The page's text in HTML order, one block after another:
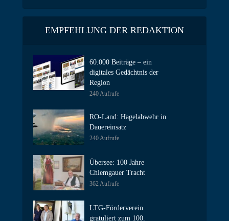
EMPFEHLUNG DER REDAKTION
60.000 Beiträge – ein
digitales Gedächtnis der
Region
240 Aufrufe
RO-Land: Hagelabwehr in
Dauereinsatz
240 Aufrufe
Übersee: 100 Jahre
Chiemgauer Tracht
362 Aufrufe
LTG-Förderverein
gratuliert zum 100.